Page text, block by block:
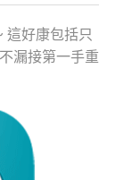
這好康包括只
漏接第一手重